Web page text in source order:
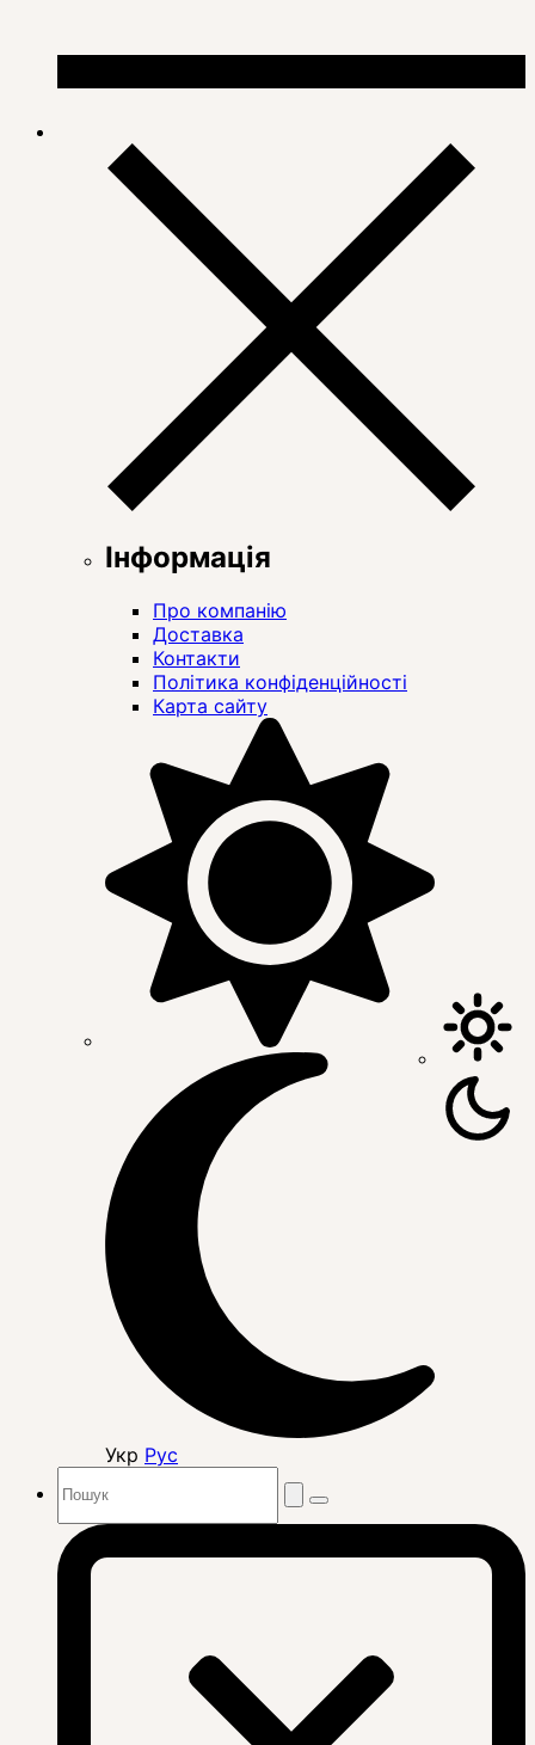
Інформація
Про компанію
Доставка
Контакти
Політика конфіденційності
Карта сайту
Укр Рус